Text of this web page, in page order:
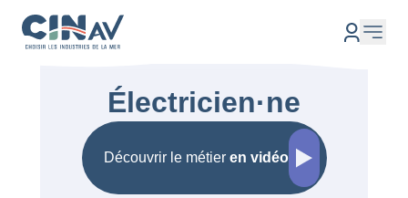
Électricien·ne
Découvrir le métier en vidéo